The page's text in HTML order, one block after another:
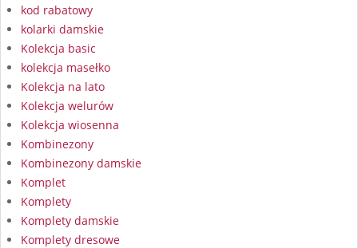
kod rabatowy
kolarki damskie
Kolekcja basic
kolekcja masełko
Kolekcja na lato
Kolekcja welurów
Kolekcja wiosenna
Kombinezony
Kombinezony damskie
Komplet
Komplety
Komplety damskie
Komplety dresowe